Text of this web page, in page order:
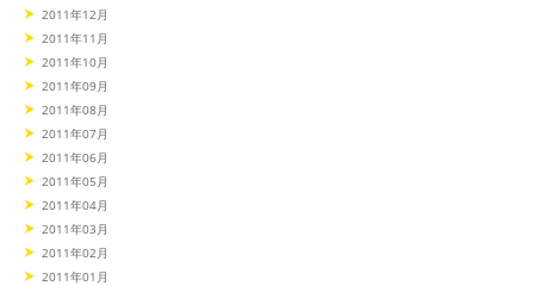
2011年12月
2011年11月
2011年10月
2011年09月
2011年08月
2011年07月
2011年06月
2011年05月
2011年04月
2011年03月
2011年02月
2011年01月